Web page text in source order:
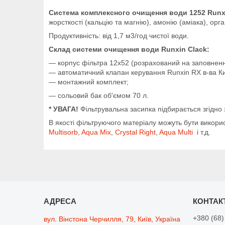
Система комплексного очищення води 1252
жорсткості (кальцію та магнію), амонію (аміака),
Продуктивність: від 1,7 м3/год чистої води.
Склад системи очищення води Runxin Clack:
— корпус фільтра 12х52 (розрахований на
— автоматичний клапан керування Runxin RX в-ва
— монтажний комплект;
— сольовий бак об'ємом 70 л.
* УВАГА! Фільтрувальна засипка підбирається
В якості фільтруючого матеріалу можуть бути
Multisorb Aqua Mix Crystal Right Aqua Multi і т.д.
вул. Вінстона Черчилля, 79, Київ, Україна +380